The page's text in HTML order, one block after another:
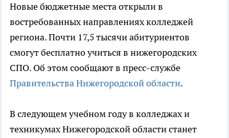
Новые бюджетные места открыли в
востребованных направлениях колледжей
региона. Почти 17,5 тысячи абитуриентов
смогут бесплатно учиться в нижегородских
СПО. Об этом сообщают в пресс-службе
Правительства Нижегородской области.
В следующем учебном году в колледжах и
техникумах Нижегородской области станет